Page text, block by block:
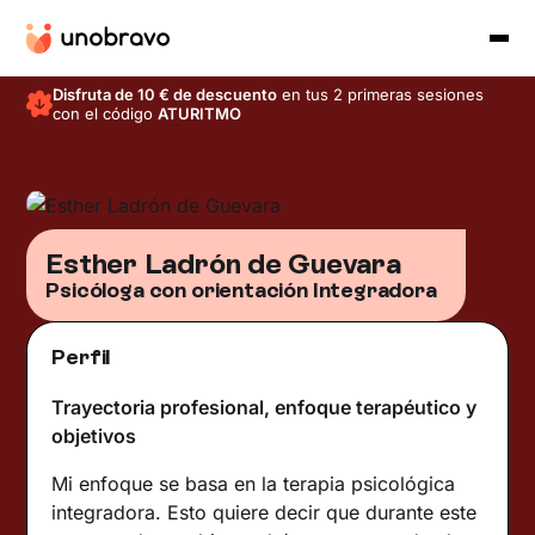
Disfruta de 10 € de descuento en tus 2 primeras sesiones
con el códigoATURITMO
Esther Ladrón de Guevara
Psicóloga con orientación Integradora
Perfil
Trayectoria profesional, enfoque terapéutico y
objetivos
Mi enfoque se basa en la terapia psicológica
integradora. Esto quiere decir que durante este